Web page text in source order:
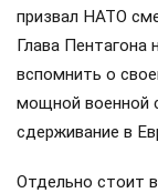
призвал НАТО
Глава Пентагона
вспомнить о
мощной военной
сдерживание в
Отдельно стоит